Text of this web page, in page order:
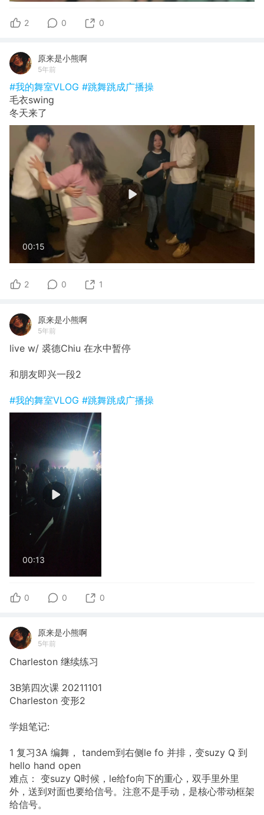
2 0 0
原来是小熊啊
5年前
#我的舞室VLOG #跳舞跳成广播操
毛衣swing
冬天来了
00:15
2 0 1
原来是小熊啊
5年前
live w/ 裘德Chiu 在水中暂停
和朋友即兴一段2
#我的舞室VLOG #跳舞跳成广播操
00:13
0 0 0
原来是小熊啊
5年前
Charleston 继续练习
3B第四次课 20211101
Charleston 变形2
学姐笔记:
1 复习3A 编舞， tandem到右侧le fo 并排，变suzy Q 到
hello hand open
难点： 变suzy Q时候，le给fo向下的重心，双手里外里
外，送到对面也要给信号。注意不是手动，是核心带动框架
给信号。